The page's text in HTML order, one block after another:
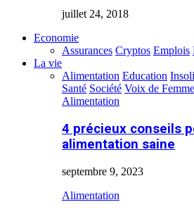
juillet 24, 2018
Economie
Assurances Cryptos Emplois
La vie
Alimentation Education
Santé Société Voix de
Alimentation
4 précieux conseils
alimentation saine
septembre 9, 2023
Alimentation